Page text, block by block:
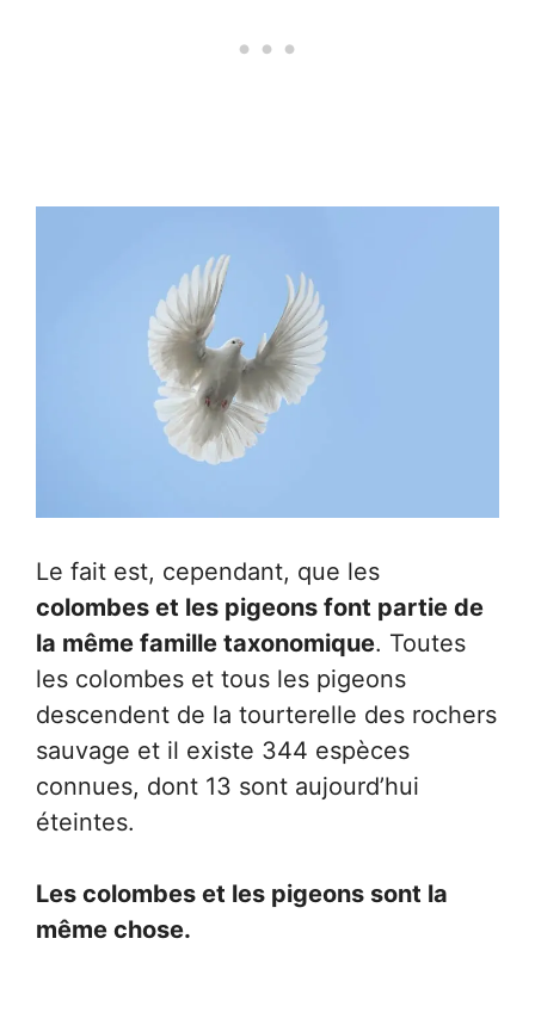
Le fait est, cependant, que les
colombes et les pigeons font partie de
la même famille taxonomique. Toutes
les colombes et tous les pigeons
descendent de la tourterelle des rochers
sauvage et il existe 344 espèces
connues, dont 13 sont aujourd’hui
éteintes.
Les colombes et les pigeons sont la
même chose.